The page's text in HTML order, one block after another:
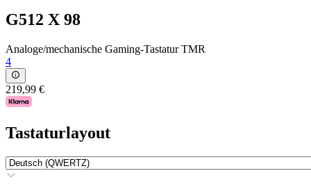
G512 X 98
Analoge/mechanische Gaming-Tastatur TMR
4
219,99 €
Tastaturlayout